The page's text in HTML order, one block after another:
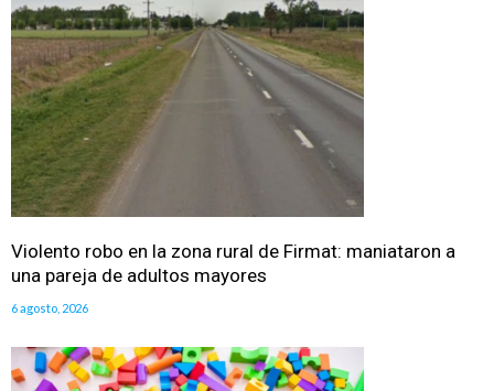
Violento robo en la zona rural de Firmat: maniataron a
una pareja de adultos mayores
6 agosto, 2026